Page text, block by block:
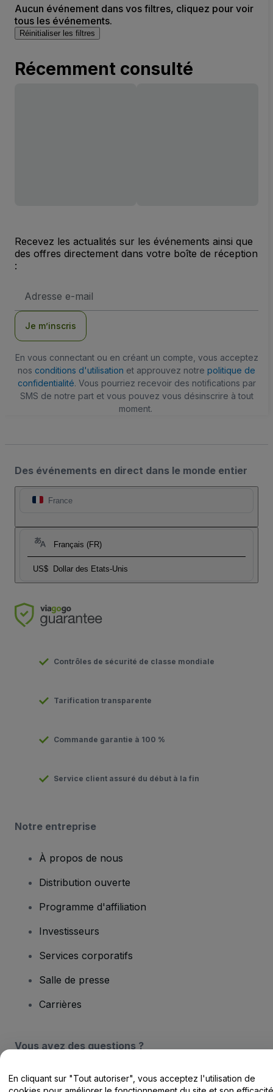
Aucun événement dans vos filtres, cliquez pour voir
tous les événements.
Réinitialiser les filtres
Récemment consulté
Recevez les actualités sur les événements ainsi que
des offres directement dans votre boîte de réception
:
e-
Je m’inscris
En vous connectant ou en créant un compte, vous acceptez
nos conditions d'utilisation et approuvez notre politique de
confidentialité. Vous pourriez recevoir des notifications par
SMS de notre part et vous pouvez vous désinscrire à tout
moment.
Des événements en direct dans le monde entier
France
Français (FR)
US$ Dollar des Etats-Unis
Contrôles de sécurité de classe mondiale
Tarification transparente
Commande garantie à 100 %
Service client assuré du début à la fin
Notre entreprise
À propos de nous
Distribution ouverte
Programme d'affiliation
Investisseurs
Services corporatifs
Salle de presse
Carrières
Vous avez des questions ?
Centre d'assistance / Nous contacter
En cliquant sur "Tout autoriser", vous acceptez l'utilisation de